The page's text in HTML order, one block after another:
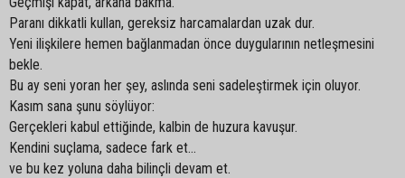
Paranı dikkatli kullan, gereksiz harcamalardan uzak dur.
Yeni ilişkilere hemen bağlanmadan önce duygularının netleşmesini
bekle.
Bu ay seni yoran her şey, aslında seni sadeleştirmek için oluyor.
Kasım sana şunu söylüyor:
Gerçekleri kabul ettiğinde, kalbin de huzura kavuşur.
Kendini suçlama, sadece fark et…
ve bu kez yoluna daha bilinçli devam et.